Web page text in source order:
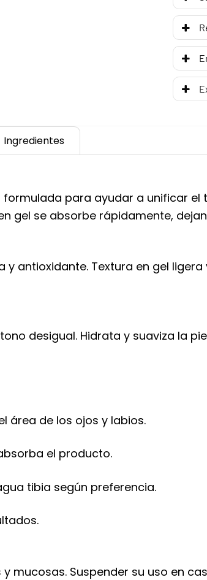
Ingredientes
formulada para ayudar a unificar
gel se absorbe rápidamente,
antioxidante. Textura en gel
desigual. Hidrata y suaviza la
área de los ojos y labios.
el producto.
tibia según preferencia.
mucosas. Suspender su uso en